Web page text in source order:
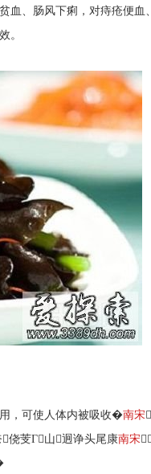
血、肠风下痢，对痔疮便血
。
，可使人体内被吸收�南宋
侥芰Γ山迥诤头尾康南宋